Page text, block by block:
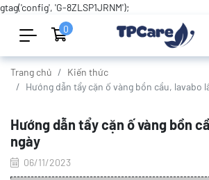
gtag('config', 'G-8ZLSP1JRNM');
0
Trang chủ
Kiến thức
Hướng dẫn tẩy cặn ố vàng bồn cầu, lavabo
Hướng dẫn tẩy cặn ố vàng bồn
ngày
06/11/2023